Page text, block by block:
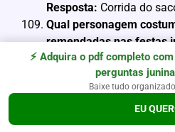
Resposta: Corrida do
Qual personagem
remendadas nas festas
Resposta:Caipira
Qual comida cremosa é
canela?
Canjica
Qual santo é
⚡ Adquira o pdf completo
perguntas
Baixe tudo
EU